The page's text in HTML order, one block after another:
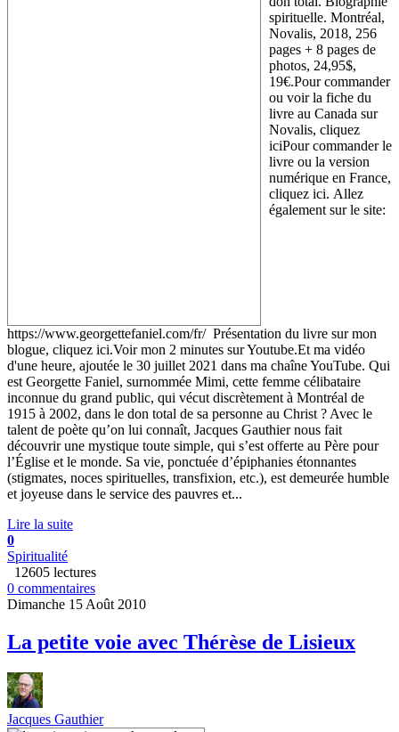
spirituelle. Montréal,
Novalis, 2018, 256
pages + 8 pages de
photos, 24,95$,
19€.Pour commander
ou voir la fiche du
livre au Canada sur
Novalis, cliquez
iciPour commander le
livre ou la version
numérique en France,
cliquez ici. Allez
également sur le site:
https://www.georgettefaniel.com/fr/ Présentation du livre sur mon
blogue, cliquez ici.Voir mon 2 minutes sur Youtube.Et ma vidéo
d'une heure, ajoutée le 30 juillet 2021 dans ma chaîne YouTube. Qui
est Georgette Faniel, surnommée Mimi, cette femme célibataire
inconnue du grand public, qui vécut discrètement à Montréal de
1915 à 2002, dans le don total de sa personne au Christ ? Avec le
talent de poète qu’on lui connaît, Jacques Gauthier nous fait
découvrir une mystique toute simple, qui s’est offerte au Père pour
l’Église et le monde. Sa vie, ponctuée d’épiphanies étonnantes
(stigmates, noces spirituelles, transfixion, etc.), est demeurée humble
et joyeuse dans le service des pauvres et...
Lire la suite
0
Spiritualité
12605 lectures
0 commentaires
Dimanche 15 Août 2010
La petite voie avec Thérèse de Lisieux
Jacques Gauthier